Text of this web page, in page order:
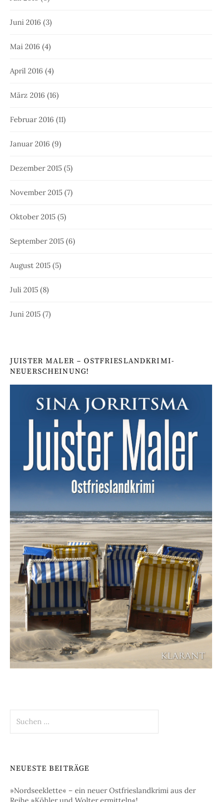
Juni 2016 (3)
Mai 2016 (4)
April 2016 (4)
März 2016 (16)
Februar 2016 (11)
Januar 2016 (9)
Dezember 2015 (5)
November 2015 (7)
Oktober 2015 (5)
September 2015 (6)
August 2015 (5)
Juli 2015 (8)
Juni 2015 (7)
JUISTER MALER – OSTFRIESLANDKRIMI-
NEUERSCHEINUNG!
nach:
NEUESTE BEITRÄGE
»Nordseeklette« – ein neuer Ostfrieslandkrimi aus der